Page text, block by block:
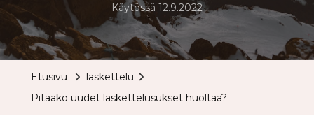
Käytössä 12.9.2022
Etusivu
laskettelu
Pitääkö uudet laskettelusukset huoltaa?